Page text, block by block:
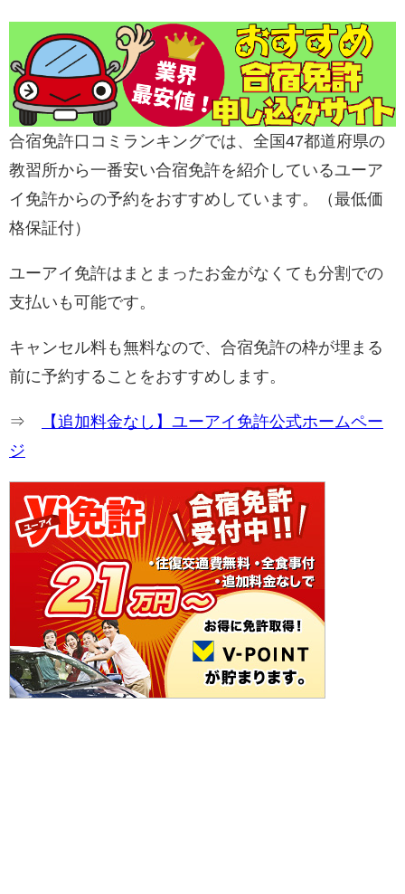
合宿免許口コミランキングでは、全国47都道府県の
教習所から一番安い合宿免許を紹介しているユーア
イ免許からの予約をおすすめしています。（最低価
格保証付）
ユーアイ免許はまとまったお金がなくても分割での
支払いも可能です。
キャンセル料も無料なので、合宿免許の枠が埋まる
前に予約することをおすすめします。
⇒
【追加料金なし】ユーアイ免許公式ホームペー
ジ